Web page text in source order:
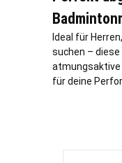
Ideal für
suchen –
atmungsaktive
für deine